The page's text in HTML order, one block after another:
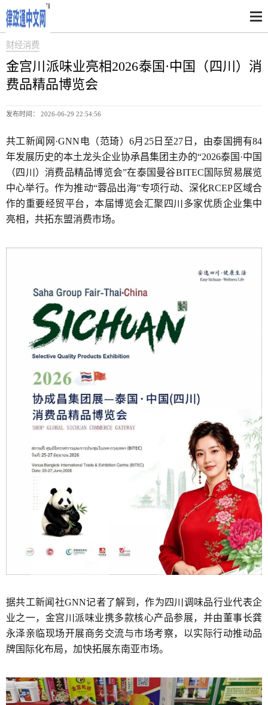
财经消费
金宫川派味业亮相2026泰国·中国（四川）消
费品精品博览会
发布时间： 2026-06-29 22:54:56
共工新闻网·GNN电（范琦）6月25日至27日，由泰国拥有84
年发展历史的本土龙头企业协承昌集团主办的“2026泰国·中国
（四川）消费品精品博览会”在泰国曼谷BITEC国际贸易展览
中心举行。作为推动“蓉品出海”专项行动、深化RCEP区域合
作的重要经贸平台，本届博览会汇聚四川多家优质企业集中
亮相，共拓东盟消费市场。
据共工新闻社GNN记者了解到，作为四川调味品行业代表企
业之一，金宫川派味业携多款核心产品参展，并由董事长龚
永泽亲临现场开展商务交流与市场考察，以实际行动推动品
牌国际化布局，加快拓展东南亚市场。